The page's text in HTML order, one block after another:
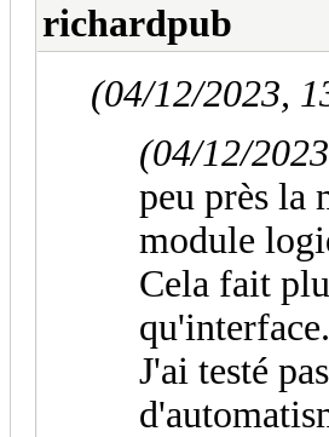
richardpub
(04/12/2023,
(04/12/
peu près la
module
Cela fait
J'ai testé